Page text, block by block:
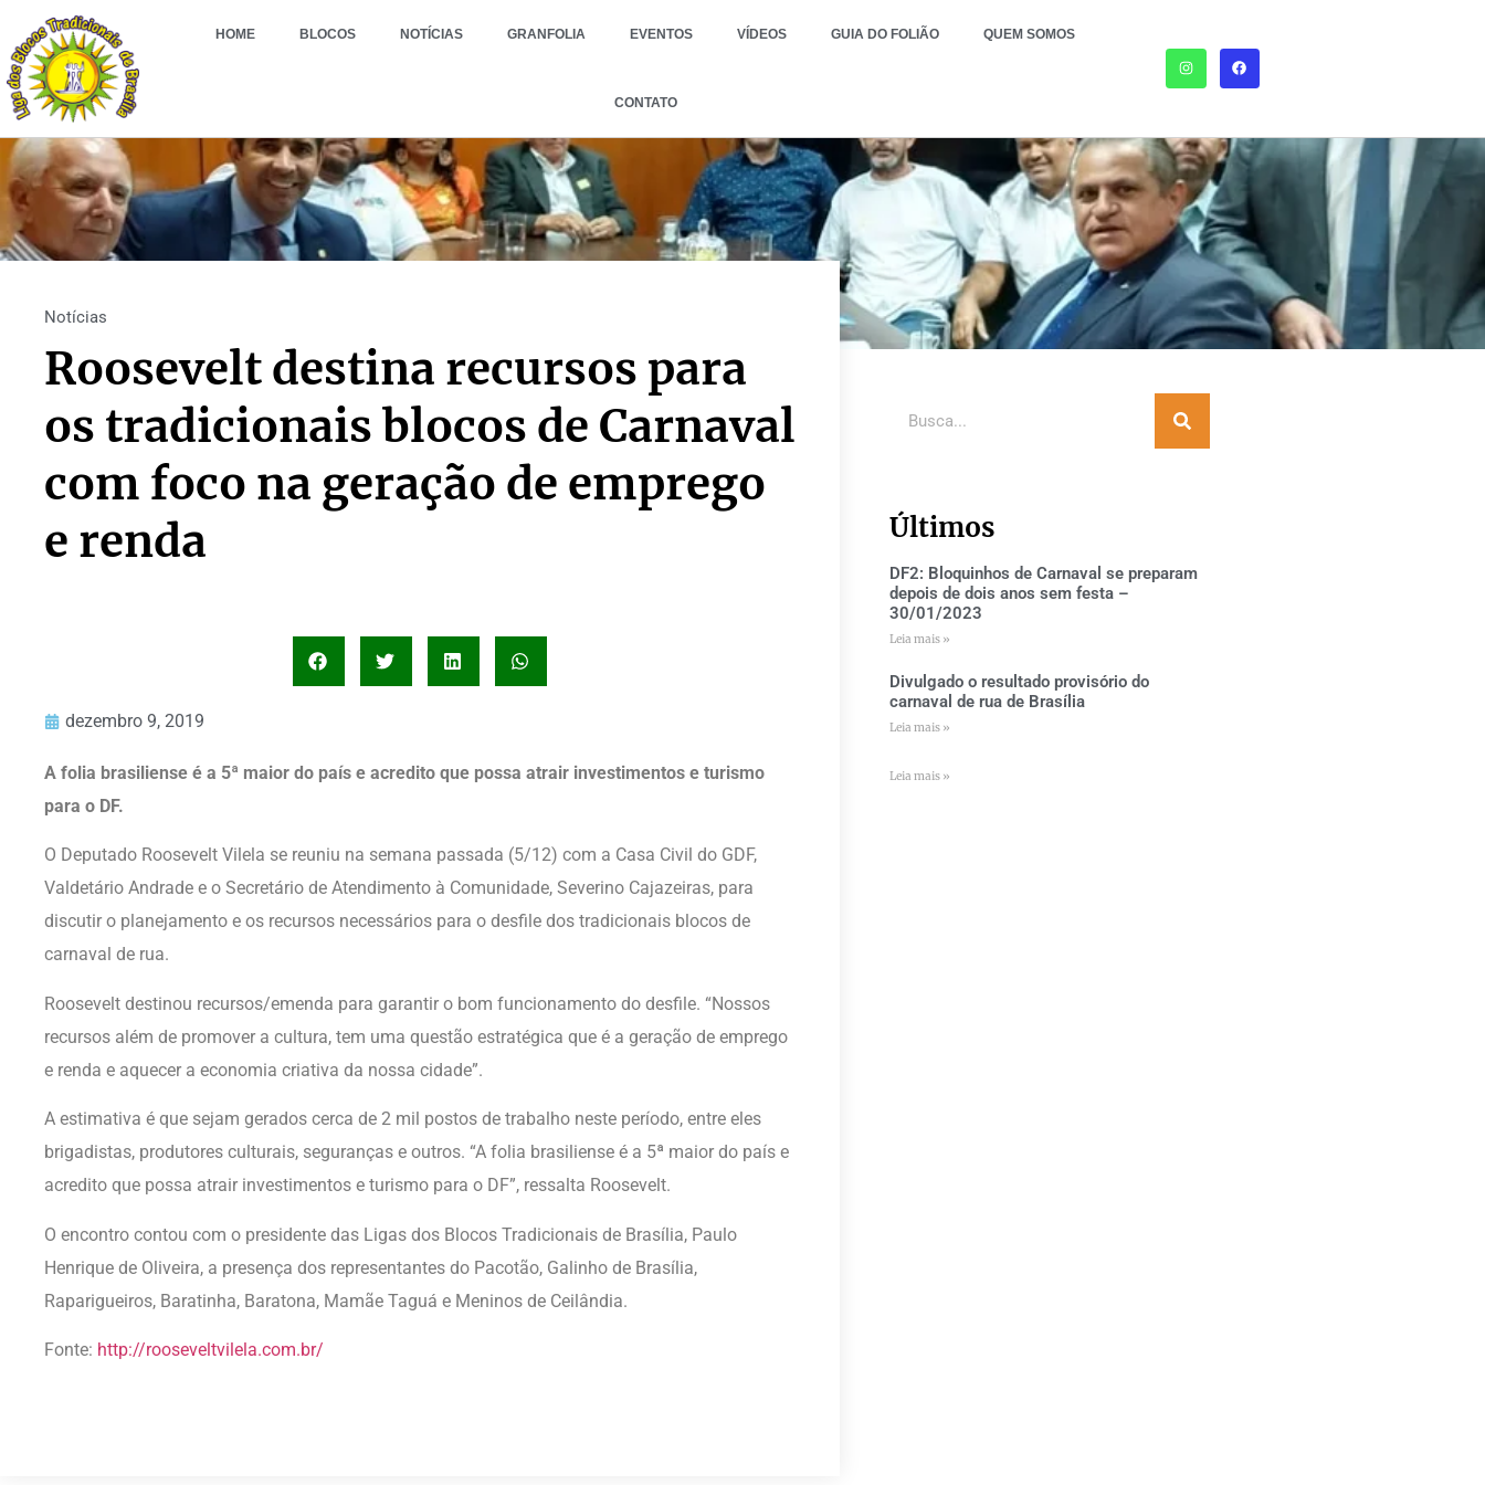
HOME BLOCOS NOTÍCIAS GRANFOLIA EVENTOS VÍDEOS GUIA DO FOLIÃO QUEM SOMOS
CONTATO
Notícias
Roosevelt destina recursos para
os tradicionais blocos de Carnaval
com foco na geração de emprego
e renda
dezembro 9, 2019
A folia brasiliense é a 5ª maior do país e acredito que possa atrair investimentos e turismo
para o DF.
O Deputado Roosevelt Vilela se reuniu na semana passada (5/12) com a Casa Civil do GDF,
Valdetário Andrade e o Secretário de Atendimento à Comunidade, Severino Cajazeiras, para
discutir o planejamento e os recursos necessários para o desfile dos tradicionais blocos de
carnaval de rua.
Roosevelt destinou recursos/emenda para garantir o bom funcionamento do desfile. “Nossos
recursos além de promover a cultura, tem uma questão estratégica que é a geração de emprego
e renda e aquecer a economia criativa da nossa cidade”.
A estimativa é que sejam gerados cerca de 2 mil postos de trabalho neste período, entre eles
brigadistas, produtores culturais, seguranças e outros. “A folia brasiliense é a 5ª maior do país e
acredito que possa atrair investimentos e turismo para o DF”, ressalta Roosevelt.
O encontro contou com o presidente das Ligas dos Blocos Tradicionais de Brasília, Paulo
Henrique de Oliveira, a presença dos representantes do Pacotão, Galinho de Brasília,
Raparigueiros, Baratinha, Baratona, Mamãe Taguá e Meninos de Ceilândia.
Fonte: http://rooseveltvilela.com.br/
Últimos
DF2: Bloquinhos de Carnaval se preparam
depois de dois anos sem festa –
30/01/2023
Leia mais »
Divulgado o resultado provisório do
carnaval de rua de Brasília
Leia mais »
Leia mais »